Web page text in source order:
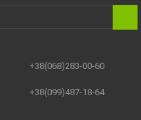
+38(068)283-00-60
+38(099)487-18-64